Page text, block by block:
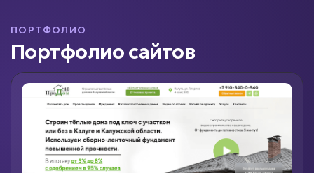
ПОРТФОЛИО
Портфолио сайтов